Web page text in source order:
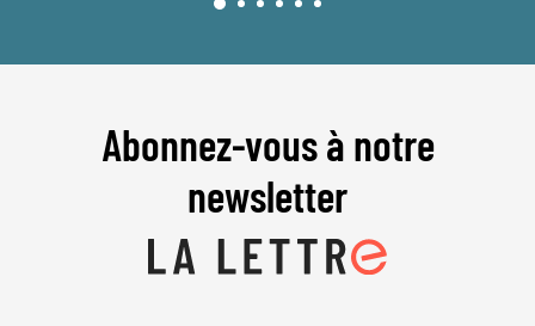
Abonnez-vous à notre
newsletter